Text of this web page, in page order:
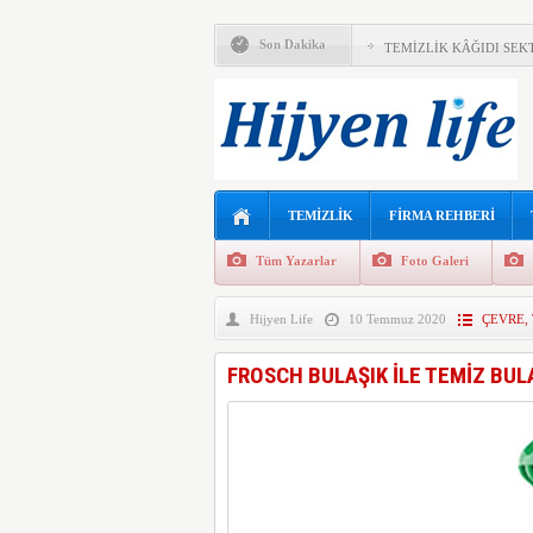
Son Dakika TEMİZLİK KÂĞIDI
ATALİAN
ÇEVRESEL RİSKLER
TESİS YÖNETİM
“İŞ DÜNYASINDA
ATALIAN,TÜRKİYE’DE
TEMİZLİK VE
TEMİZLİK FİRMA REHBERİ
Tüm Yazarlar Foto Galeri
Hijyen Life 10 Temmuz 2020 ÇEVRE,
FROSCH BULAŞIK İLE TEMİZ